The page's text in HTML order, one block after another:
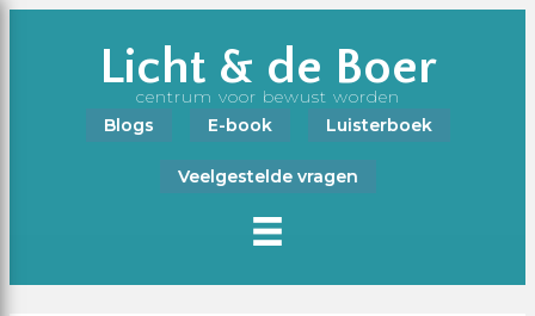
Licht & de Boer
centrum voor bewust worden
Blogs
E-book Luisterboek
Veelgestelde vragen